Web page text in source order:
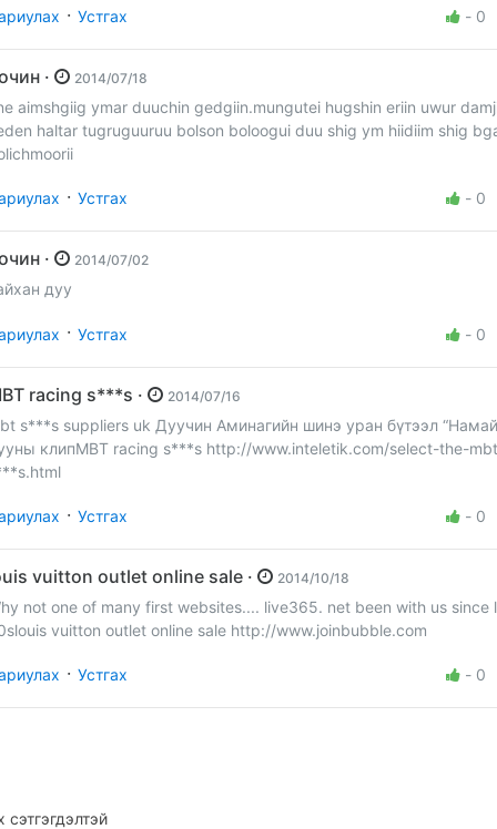
· Устгах - 0
Зочин · 2014/07/18
aimshgiig ymar duuchin gedgiin.mungutei hugshin eriin uwur
haltar tugruguuruu bolson boloogui duu shig ym hiidiim shig
· Устгах - 0
Зочин · 2014/07/02
дуу
· Устгах - 0
MBT racing s***s · 2014/07/16
s***s suppliers uk Дуучин Аминагийн шинэ уран бүтээл
клипMBT racing s***s http://www.inteletik.com/select-the-
· Устгах - 0
louis vuitton outlet online sale · 2014/10/18
not one of many first websites.... live365. net been with us since
vuitton outlet online sale http://www.joinbubble.com
· Устгах - 0